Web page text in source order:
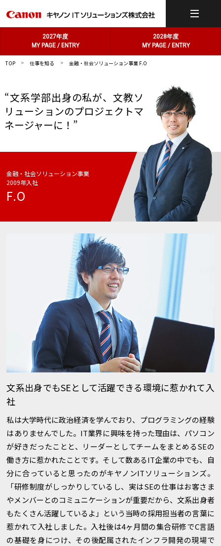
2027年度
MY PAGE / ENTRY
2028年度
MY PAGE / ENTRY
TOP > 仕事を知る > 金融・社会ソリューション事業 F.O
“文系学部出身の私が、文教ソ
リューションのプロジェクトマ
ネージャーに！”
金融・社会ソリューション事業
2009年入社
F.O
文系出身でもSEとして活躍できる環境に惹かれて入
社
私は大学時代に政治経済を学んでおり、プログラミングの経験
はありませんでした。IT業界に興味を持った理由は、パソコン
が好きだったことと、リーダーとしてチームをまとめるSEの
働き方に惹かれたことです。そして数あるIT企業の中でも、自
分に合っていると思ったのがキヤノンITソリューションズ。
「研修制度がしっかりしているし、実はSEの仕事はお客さま
やメンバーとのコミュニケーションが重要だから、文系出身者
もたくさん活躍しているよ」という当時の採用担当者の言葉に
惹かれて入社しました。入社後は4ヶ月間の集合研修でC言語
の基礎を身につけ、その後配属されたインフラ開発の現場で